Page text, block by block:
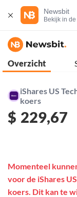
Newsbit
Bekijk in
Overzicht
iShares US
koers
$ 229,67
Momenteel
voor de iShares
koers. Dit kan te